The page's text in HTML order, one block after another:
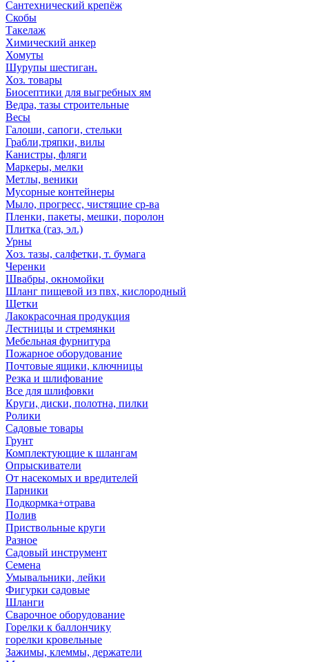
Сантехнический крепёж
Скобы
Такелаж
Химический анкер
Хомуты
Шурупы шестиган.
Хоз. товары
Биосептики для выгребных ям
Ведра, тазы строительные
Весы
Галоши, сапоги, стельки
Грабли,тряпки, вилы
Канистры, фляги
Маркеры, мелки
Метлы, веники
Мусорные контейнеры
Мыло, прогресс, чистящие ср-ва
Пленки, пакеты, мешки, поролон
Плитка (газ, эл.)
Урны
Хоз. тазы, салфетки, т. бумага
Черенки
Швабры, окномойки
Шланг пищевой из пвх, кислородный
Щетки
Лакокрасочная продукция
Лестницы и стремянки
Мебельная фурнитура
Пожарное оборудование
Почтовые ящики, ключницы
Резка и шлифование
Все для шлифовки
Круги, диски, полотна, пилки
Ролики
Садовые товары
Грунт
Комплектующие к шлангам
Опрыскиватели
От насекомых и вредителей
Парники
Подкормка+отрава
Полив
Приствольные круги
Разное
Садовый инструмент
Семена
Умывальники, лейки
Фигурки садовые
Шланги
Сварочное оборудование
Горелки к баллончику
горелки кровельные
Зажимы, клеммы, держатели